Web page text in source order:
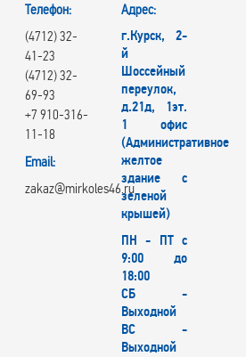
Телефон:
(4712) 32-
41-23
(4712) 32-
69-93
+7 910-316-
11-18
Email:
zakaz@mirkoles46.ru
Адрес:
г.Курск, 2-
й
Шоссейный
переулок,
д.21д, 1эт.
1 офис
(Административное
желтое
здание с
зеленой
крышей)
ПН - ПТ с
9:00 до
18:00
СБ -
Выходной
ВС -
Выходной